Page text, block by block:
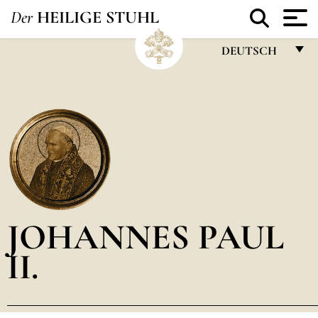
Der HEILIGE STUHL
DEUTSCH
POLSKI
JOHANNES PAUL
II.